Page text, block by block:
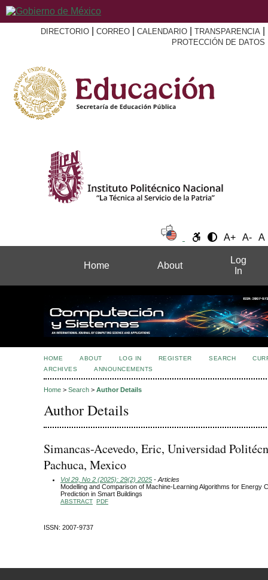
DIRECTORIO CORREO CALENDARIO TRANSPARENCIA
PROTECCIÓN DE DATOS
A+ A- A
Home About
Log
In
HOME ABOUT LOG IN REGISTER SEARCH
ARCHIVES
ANNOUNCEMENTS
Home > Search > Author Details
Author Details
Simancas-Acevedo, Eric, Universidad
Pachuca, Mexico
Vol 29, No 2 (2025): 29(2) 2025 - Articles
Modelling and Comparison of Machine-Learning Algorithms for Energy
Prediction in Smart Buildings
ABSTRACT PDF
ISSN: 2007-9737